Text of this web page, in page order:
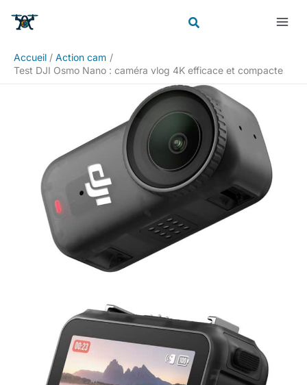
Accueil
Action cam
Test DJI Osmo Nano : caméra vlog 4K efficace et compacte